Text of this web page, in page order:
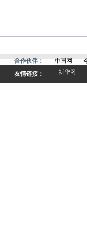
合作伙伴：
中国网
友情链接：
新华网